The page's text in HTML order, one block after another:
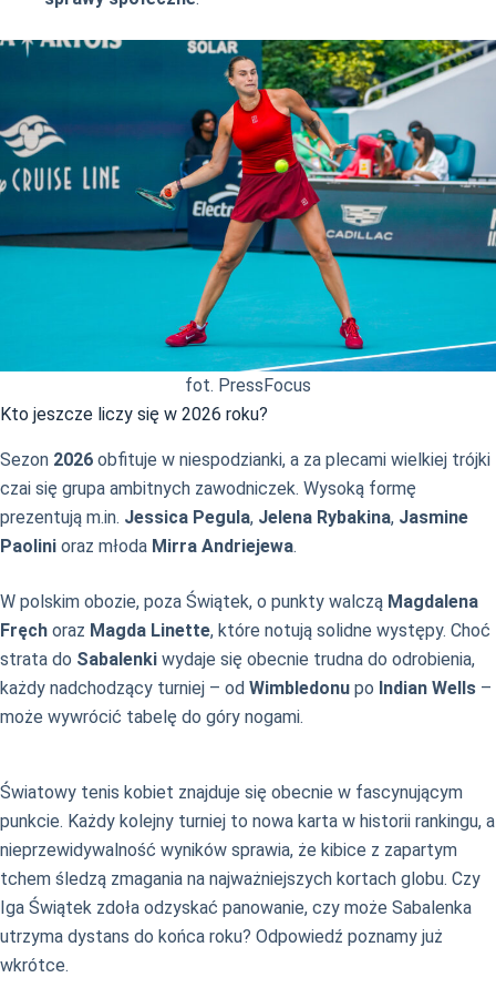
fot. PressFocus
Kto jeszcze liczy się w 2026 roku?
Sezon 2026 obfituje w niespodzianki, a za plecami wielkiej trójki
czai się grupa ambitnych zawodniczek. Wysoką formę
prezentują m.in. Jessica Pegula, Jelena Rybakina, Jasmine
Paolini oraz młoda Mirra Andriejewa.
W polskim obozie, poza Świątek, o punkty walczą Magdalena
Fręch oraz Magda Linette, które notują solidne występy. Choć
strata do Sabalenki wydaje się obecnie trudna do odrobienia,
każdy nadchodzący turniej – od Wimbledonu po Indian Wells –
może wywrócić tabelę do góry nogami.
Światowy tenis kobiet znajduje się obecnie w fascynującym
punkcie. Każdy kolejny turniej to nowa karta w historii rankingu, a
nieprzewidywalność wyników sprawia, że kibice z zapartym
tchem śledzą zmagania na najważniejszych kortach globu. Czy
Iga Świątek zdoła odzyskać panowanie, czy może Sabalenka
utrzyma dystans do końca roku? Odpowiedź poznamy już
wkrótce.